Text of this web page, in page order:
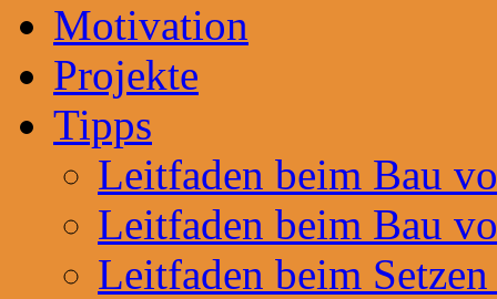
Motivation
Projekte
Tipps
Leitfaden beim Bau
Leitfaden beim Bau
Leitfaden beim